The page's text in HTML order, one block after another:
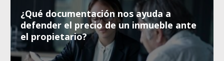
¿Qué documentación nos ayuda a
defender el precio de un inmueble ante
el propietario?